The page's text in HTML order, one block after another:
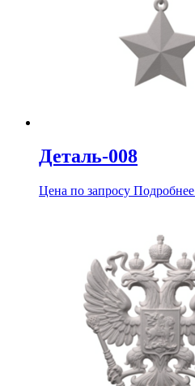
Деталь-008
Цена по запросу Подробнее